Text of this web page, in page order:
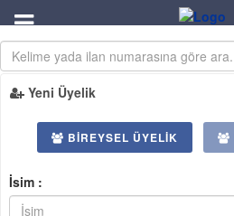
Yeni Üyelik
BIREYSEL ÜYELIK
İsim :